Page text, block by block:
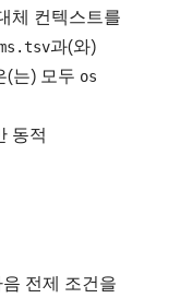
체 컨텍스트를
과(와)
(는) 모두 os
동적
전제 조건을